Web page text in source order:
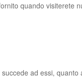
quando visiterete
ad essi, quanto